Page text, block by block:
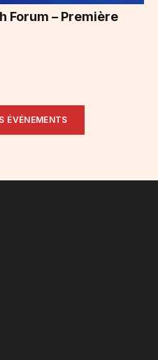
Forum – Première
ÉVÉNEMENTS